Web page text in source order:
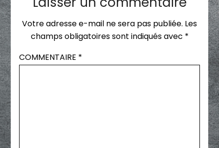
Votre adresse e-mail ne sera pas publiée. Les
champs obligatoires sont indiqués avec *
COMMENTAIRE *